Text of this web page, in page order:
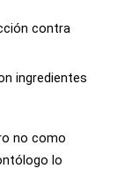
contra
ingredientes
no como
lo